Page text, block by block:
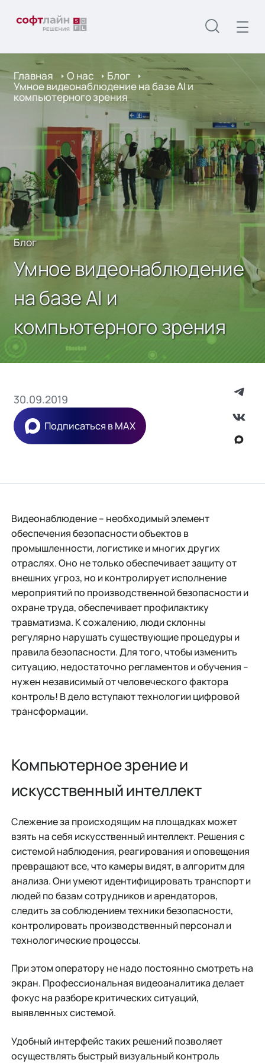
Главная О нас Блог
Умное видеонаблюдение на базе AI и
компьютерного зрения
Блог
Умное видеонаблюдение
на базе AI и
компьютерного зрения
30.09.2019
Подписаться в MAX
Видеонаблюдение – необходимый элемент
обеспечения безопасности объектов в
промышленности, логистике и многих других
отраслях. Оно не только обеспечивает защиту от
внешних угроз, но и контролирует исполнение
мероприятий по производственной безопасности и
охране труда, обеспечивает профилактику
травматизма. К сожалению, люди склонны
регулярно нарушать существующие процедуры и
правила безопасности. Для того, чтобы изменить
ситуацию, недостаточно регламентов и обучения –
нужен независимый от человеческого фактора
контроль! В дело вступают технологии цифровой
трансформации.
Компьютерное зрение и
искусственный интеллект
Слежение за происходящим на площадках может
взять на себя искусственный интеллект. Решения с
системой наблюдения, реагирования и оповещения
превращают все, что камеры видят, в алгоритм для
анализа. Они умеют идентифицировать транспорт и
людей по базам сотрудников и арендаторов,
следить за соблюдением техники безопасности,
контролировать производственный персонал и
технологические процессы.
При этом оператору не надо постоянно смотреть на
экран. Профессиональная видеоаналитика делает
фокус на разборе критических ситуаций,
выявленных системой.
Удобный интерфейс таких решений позволяет
осуществлять быстрый визуальный контроль